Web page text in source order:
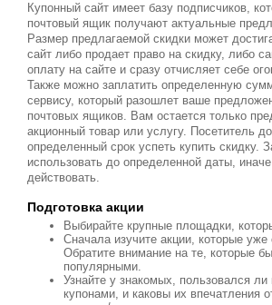
Купонный сайт имеет базу подписчиков,
почтовый ящик получают актуальные
Размер предлагаемой скидки может
сайт либо продает право на скидку, либо
оплату на сайте и сразу отчисляет себе
Также можно заплатить определенную
сервису, который разошлет ваше
почтовых ящиков. Вам остается только
акционный товар или услугу. Посетитель
определенный срок успеть купить скидку.
использовать до определенной даты,
действовать.
Подготовка акции
Выбирайте крупные площадки,
Сначала изучите акции, которые уже
Обратите внимание на те, которые
популярными.
Узнайте у знакомых, пользовался ли
купонами, и каковы их впечатления